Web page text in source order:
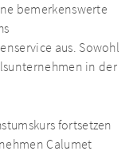
bemerkenswerte
aus. Sowohl
in der
fortsetzen
Calumet